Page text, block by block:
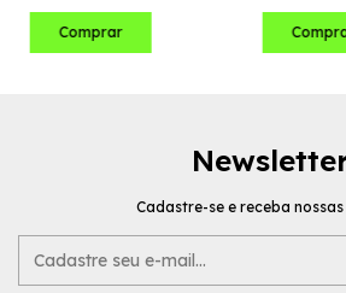
Cadastre-se e receba